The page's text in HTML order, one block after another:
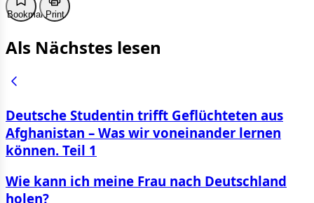
BookmarkPrint
Als Nächstes lesen
Deutsche Studentin trifft Geflüchteten aus
Afghanistan – Was wir voneinander lernen
können. Teil 1
Wie kann ich meine Frau nach Deutschland
holen?